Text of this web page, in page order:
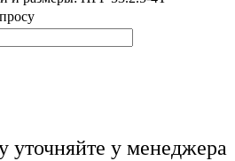
уточняйте у менеджера